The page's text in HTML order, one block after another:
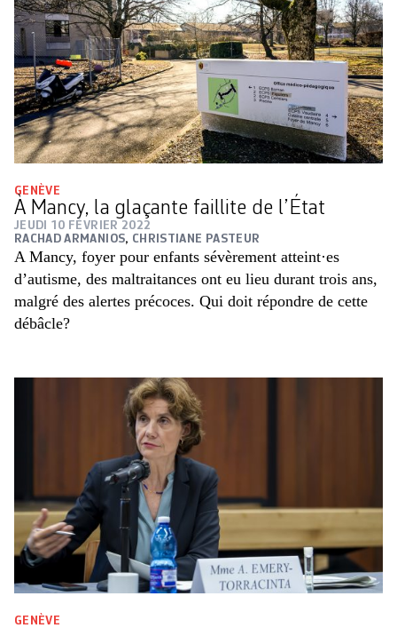
GENÈVE
À Mancy, la glaçante faillite de l’État
JEUDI 10 FÉVRIER 2022
RACHAD ARMANIOS, CHRISTIANE PASTEUR
A Mancy, foyer pour enfants sévèrement atteint·es
d’autisme, des maltraitances ont eu lieu durant trois ans,
malgré des alertes précoces. Qui doit répondre de cette
débâcle?
GENÈVE